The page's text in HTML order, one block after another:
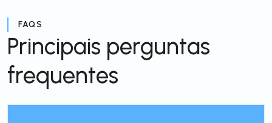
FAQS
Principais perguntas
frequentes